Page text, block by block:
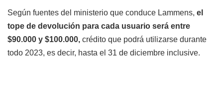
Según fuentes del ministerio que conduce Lammens, el
tope de devolución para cada usuario será entre
$90.000 y $100.000, crédito que podrá utilizarse durante
todo 2023, es decir, hasta el 31 de diciembre inclusive.